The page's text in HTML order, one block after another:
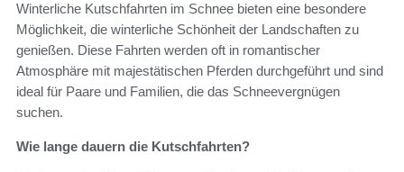
Winterliche Kutschfahrten im Schnee bieten eine besondere
Möglichkeit, die winterliche Schönheit der Landschaften zu
genießen. Diese Fahrten werden oft in romantischer
Atmosphäre mit majestätischen Pferden durchgeführt und sind
ideal für Paare und Familien, die das Schneevergnügen
suchen.
Wie lange dauern die Kutschfahrten?